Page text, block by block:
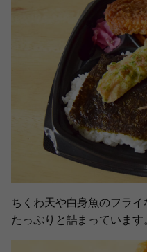
ちくわ天や白身魚のフラ
たっぷりと詰まっています。